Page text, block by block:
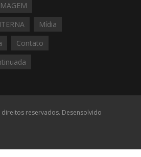
Mídia
Contato
reservados. Desensolvido